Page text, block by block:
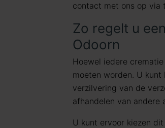
contact met ons op via
Zo regelt u
Odoorn
Hoewel iedere
moeten worden. U
verzilvering van de
afhandelen van andere
U kunt ervoor kiezen